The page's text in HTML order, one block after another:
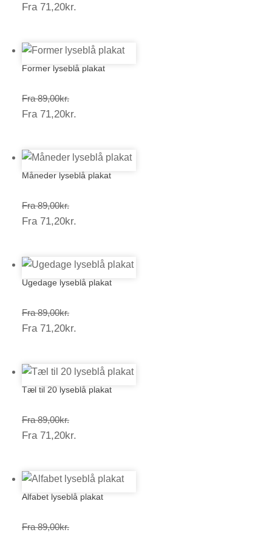
89,00kr.
Fra 71,20kr.
Former lyseblå plakat
Fra 89,00kr.Prisinterval:
89,00kr.
Fra 71,20kr.
Måneder lyseblå plakat
Fra 89,00kr.Prisinterval:
89,00kr.
Fra 71,20kr.
Ugedage lyseblå plakat
Fra 89,00kr.Prisinterval:
89,00kr.
Fra 71,20kr.
Tæl til 20 lyseblå plakat
Fra 89,00kr.Prisinterval:
89,00kr.
Fra 71,20kr.
Alfabet lyseblå plakat
Fra 89,00kr.Prisinterval: